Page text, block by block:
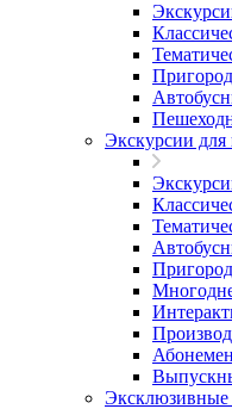
Экскурсии для
Эксклюзивные